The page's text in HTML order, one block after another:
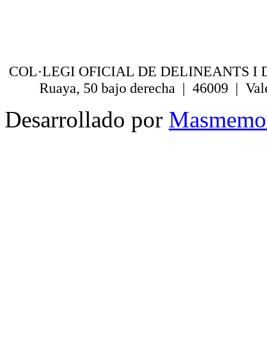
COL·LEGI OFICIAL DE DELINEANTS I
Ruaya, 50 bajo derecha | 46009 |
Desarrollado por